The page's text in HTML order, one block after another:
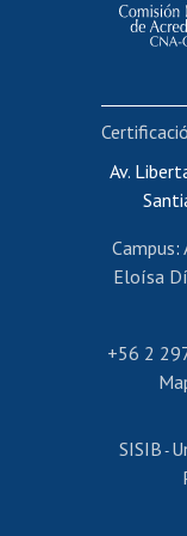
Postulación
Av.
Campus:
Eloísa
+56 2
SISIB -